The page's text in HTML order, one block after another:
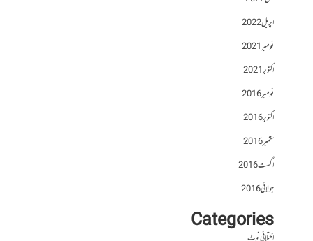
اپریل 2022
نومبر 2021
اکتوبر 2021
نومبر 2016
اکتوبر 2016
ستمبر 2016
اگست 2016
جولائی 2016
Categories